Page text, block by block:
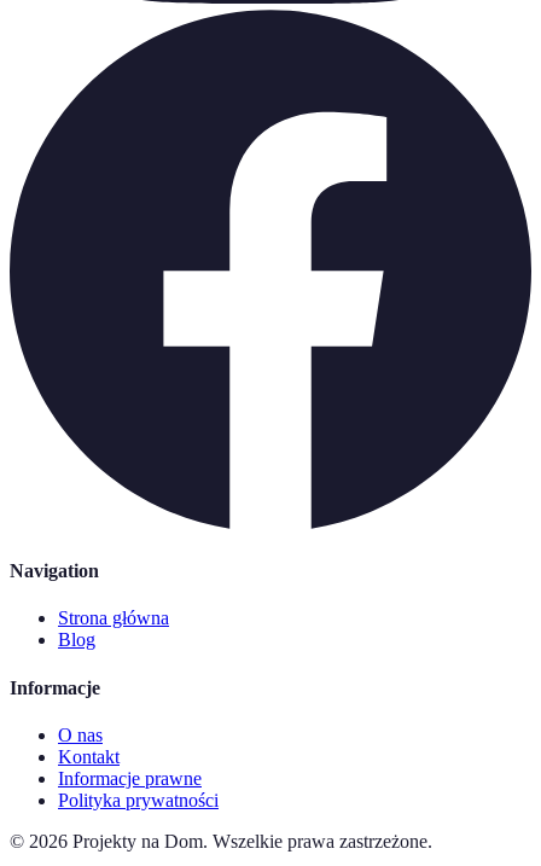
Navigation
Strona główna
Blog
Informacje
O nas
Kontakt
Informacje prawne
Polityka prywatności
© 2026 Projekty na Dom. Wszelkie prawa zastrzeżone.